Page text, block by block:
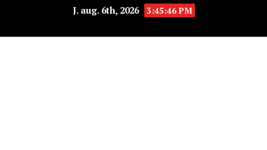
J. aug. 6th, 2026 3:45:46 PM